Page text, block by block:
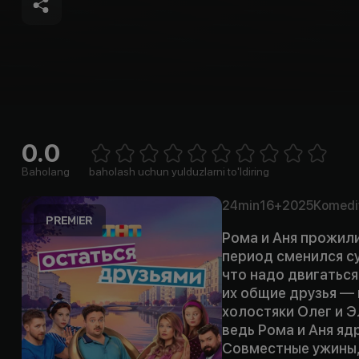
0.0
Baholang 1 Star2 Stars3 Stars4 Stars5 Stars6 Stars7 Stars8 Stars
baholash uchun yulduzlarni to'ldiring
24min16+2025
Рома и Аня
период сменился
что надо
их общие друзья —
холостяки Олег и
ведь Рома и Аня
Совместные